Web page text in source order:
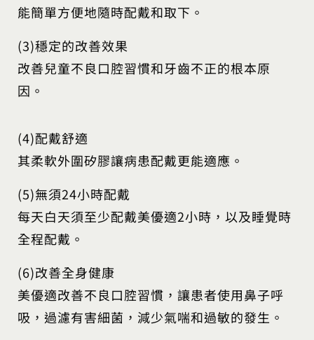
能簡單方便地隨時配戴和取下。
(3)穩定的改善效果
改善兒童不良口腔習慣和牙齒不正的根本原
因。
(4)配戴舒適
其柔軟外圍矽膠讓病患配戴更能適應。
(5)無須24小時配戴
每天白天須至少配戴美優適2小時，以及睡覺時
全程配戴。
(6)改善全身健康
美優適改善不良口腔習慣，讓患者使用鼻子呼
吸，過濾有害細菌，減少氣喘和過敏的發生。